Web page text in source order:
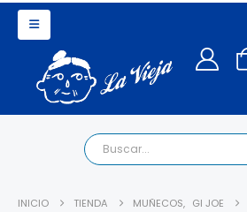
INICIO TIENDA MUÑECOS, GI JOE